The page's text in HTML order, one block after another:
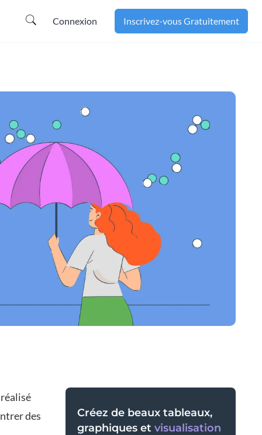
Connexion Inscrivez-vous Gratuitement
des
Créez de beaux tableaux,
graphiques et visualisation